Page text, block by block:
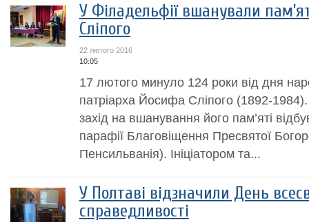
У Філадельфії вшанували
Сліпого
22 лютого 2016
10:05
17 лютого минуло 124 роки від дня
патріарха Йосифа Сліпого (1892-
захід на вшанування його пам’яті
парафії Благовіщення Пресвятої
Пенсильванія). Ініціатором та...
У Полтаві відзначили День
справедливості